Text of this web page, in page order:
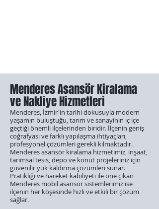
Menderes Asansör Kiralama
ve Nakliye Hizmetleri
Menderes, İzmir'in tarihi dokusuyla modern
yaşamın buluştuğu, tarım ve sanayinin iç içe
geçtiği önemli ilçelerinden biridir. İlçenin geniş
coğrafyası ve farklı yapılaşma ihtiyaçları,
profesyonel çözümleri gerekli kılmaktadır.
Menderes asansör kiralama hizmetimiz, inşaat,
tarımsal tesis, depo ve konut projeleriniz için
güvenilir yük kaldırma çözümleri sunar.
Pratikliği ve hareket kabiliyeti ile öne çıkan
Menderes mobil asansör sistemlerimiz ise
ilçenin her köşesinde hızlı ve etkili bir çözüm
sağlar.